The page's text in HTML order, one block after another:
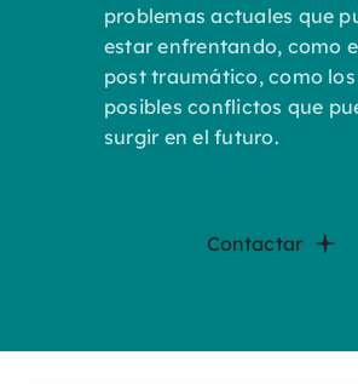
problemas actuales que
estar enfrentando, como
post traumático, como los
posibles conflictos que
surgir en el futuro.
Contactar